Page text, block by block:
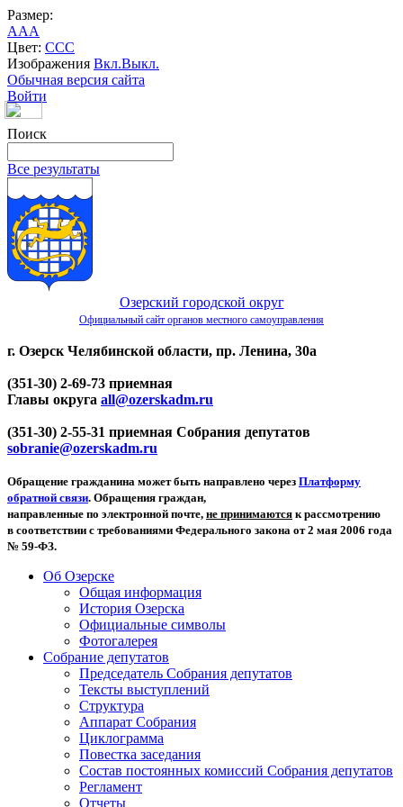
Размер:
AAA
Цвет: CCC
Изображения Вкл.Выкл.
Обычная версия сайта
Войти
Поиск
Все результаты
Озерский городской округ
Официальный сайт органов местного самоуправления
г. Озерск Челябинской области, пр. Ленина, 30а
(351-30) 2-69-73 приемная
Главы округа all@ozerskadm.ru
(351-30) 2-55-31 приемная Собрания депутатов
sobranie@ozerskadm.ru
Обращение гражданина может быть направлено через Платформу
обратной связи. Обращения граждан,
направленные по электронной почте, не принимаются к рассмотрению
в соответствии с требованиями Федерального закона от 2 мая 2006 года
№ 59-ФЗ.
Об Озерске
Общая информация
История Озерска
Официальные символы
Фотогалерея
Собрание депутатов
Председатель Собрания депутатов
Тексты выступлений
Структура
Аппарат Собрания
Циклограмма
Повестка заседания
Состав постоянных комиссий Собрания депутатов
Регламент
Отчеты